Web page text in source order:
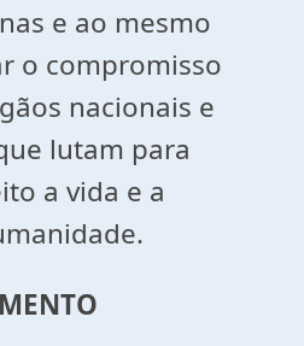
e ao mesmo
o compromisso
nacionais e
lutam para
a vida e a